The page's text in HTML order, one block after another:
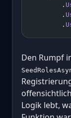
        .
        .
        .
Den Rumpf
Logik lebt,